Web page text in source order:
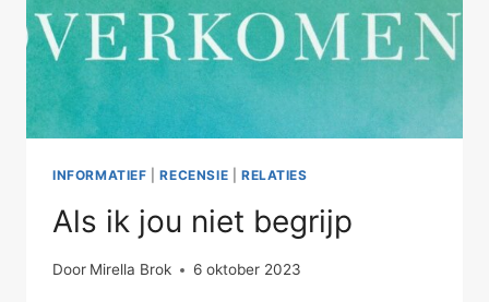
INFORMATIEF |RECENSIE RELATIES
Als ik jou niet begrijp
Door Mirella Brok 6 oktober 2023